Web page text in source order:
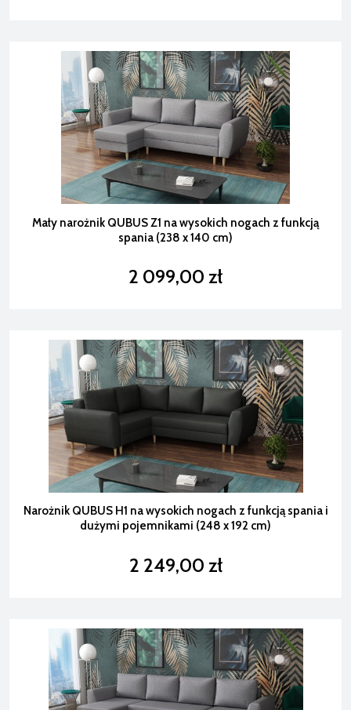
Mały narożnik QUBUS Z1 na wysokich nogach z funkcją
spania (238 x 140 cm)
2 099,00 zł
Narożnik QUBUS H1 na wysokich nogach z funkcją spania i
dużymi pojemnikami (248 x 192 cm)
2 249,00 zł